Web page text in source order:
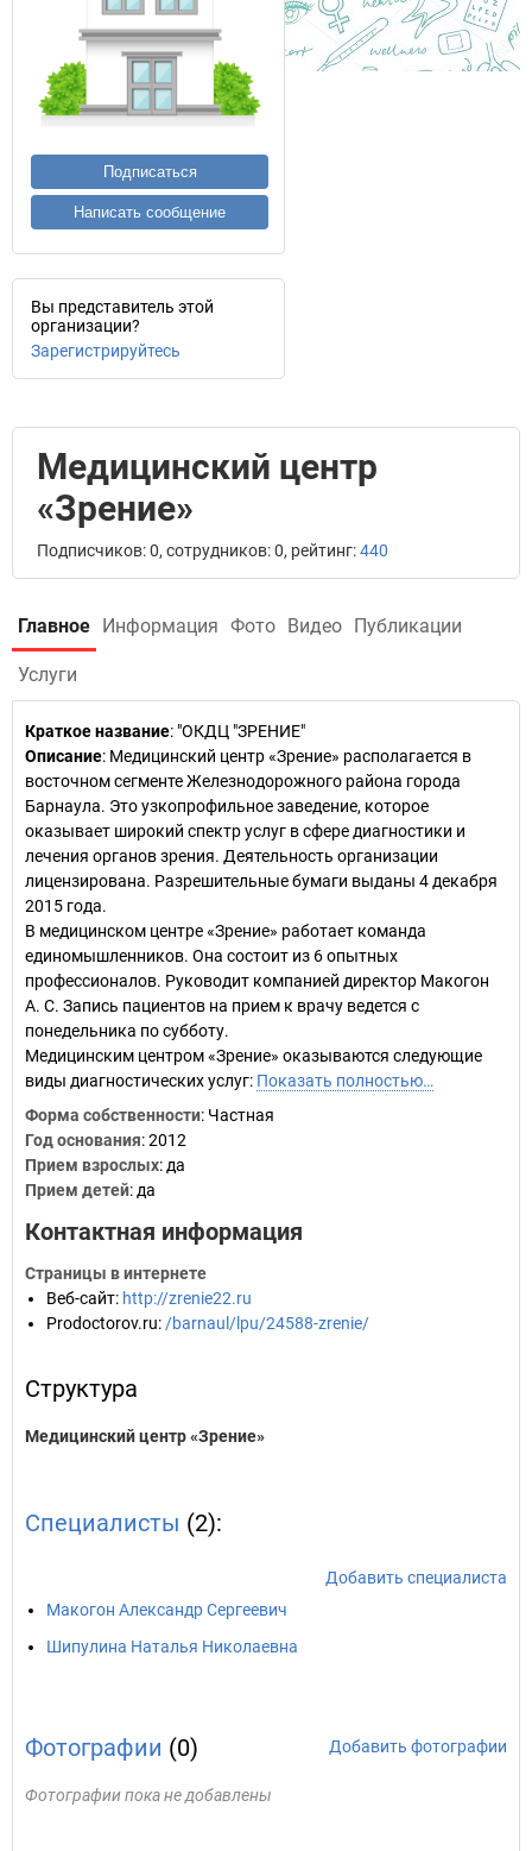
Подписаться
Написать сообщение
Вы представитель этой
организации?
Зарегистрируйтесь
Медицинский центр
«Зрение»
Подписчиков: 0, сотрудников: 0, рейтинг:440
Главное Информация Фото Видео Публикации
Услуги
Краткое название: "ОКДЦ "ЗРЕНИЕ"
Описание: Медицинский центр «Зрение» располагается в
восточном сегменте Железнодорожного района города
Барнаула. Это узкопрофильное заведение, которое
оказывает широкий спектр услуг в сфере диагностики и
лечения органов зрения. Деятельность организации
лицензирована. Разрешительные бумаги выданы 4 декабря
2015 года.
В медицинском центре «Зрение» работает команда
единомышленников. Она состоит из 6 опытных
профессионалов. Руководит компанией директор Макогон
А. С. Запись пациентов на прием к врачу ведется с
понедельника по субботу.
Медицинским центром «Зрение» оказываются следующие
виды диагностических услуг: Показать полностью…
Форма собственности: Частная
Год основания:2012
Прием взрослых: да
Прием детей: да
Контактная информация
Страницы в интернете
Веб-сайт: http://zrenie22.ru
Prodoctorov.ru: /barnaul/lpu/24588-zrenie/
Структура
Медицинский центр «Зрение»
Специалисты (2):
Добавить специалиста
Макогон Александр Сергеевич
Шипулина Наталья Николаевна
Фотографии (0) Добавить фотографии
Фотографии пока не добавлены